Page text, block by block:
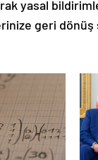
geri dönüş